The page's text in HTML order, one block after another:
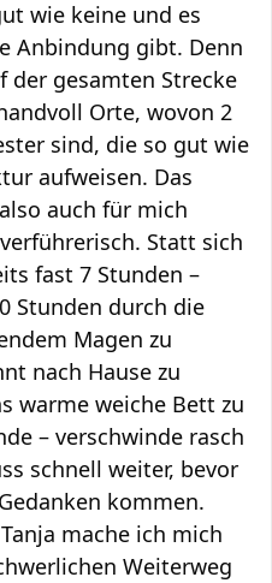
wie keine und es
Anbindung gibt. Denn
der gesamten Strecke
Orte, wovon 2
sind, die so gut wie
aufweisen. Das
auch für mich
Statt sich
fast 7 Stunden –
Stunden durch die
Magen zu
nach Hause zu
warme weiche Bett zu
– verschwinde rasch
schnell weiter, bevor
kommen.
mache ich mich
Weiterweg